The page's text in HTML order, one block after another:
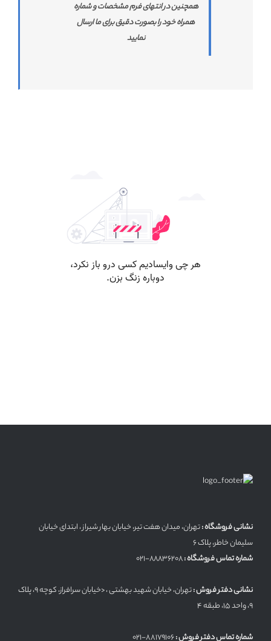
همچنین در انتهای فرم مشخصات و شماره
همراه خود را بصورت دقیق برای ما ارسال
نمایید
نشانی فروشگاه :تهران، میدان هفت تیر، خیابان بهار شیراز ، ابتدای خیابان
سلیمان خاطر، پلاک 6
شماره تماس فروشگاه :
نشانی دفتر فروش :
تهران، خیابان شهید بهشتی ، <خیابان سرافراز، کوچه 9، پلاک
9، واحد 15، طبقه 4
شماره تماس دفتر فروش :